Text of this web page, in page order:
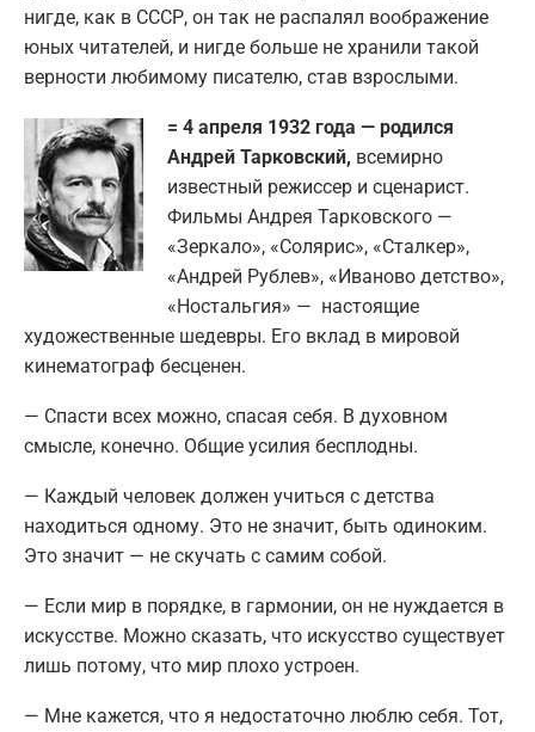
нигде, как в СССР, он так не распалял воображение
юных читателей, и нигде больше не хранили такой
верности любимому писателю, став взрослыми.
= 4 апреля 1932 года — родился
Андрей Тарковский, всемирно
известный режиссер и сценарист.
Фильмы Андрея Тарковского —
«Зеркало», «Солярис», «Сталкер»,
«Андрей Рублев», «Иваново детство»,
«Ностальгия» — настоящие
художественные шедевры. Его вклад в мировой
кинематограф бесценен.
— Спасти всех можно, спасая себя. В духовном
смысле, конечно. Общие усилия бесплодны.
— Каждый человек должен учиться с детства
находиться одному. Это не значит, быть одиноким.
Это значит — не скучать с самим собой.
— Если мир в порядке, в гармонии, он не нуждается в
искусстве. Можно сказать, что искусство существует
лишь потому, что мир плохо устроен.
— Мне кажется, что я недостаточно люблю себя. Тот,